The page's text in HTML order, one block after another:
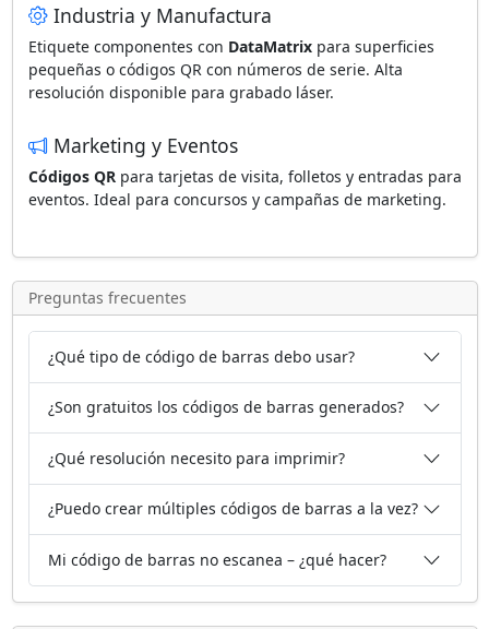
Industria y Manufactura
Etiquete componentes con DataMatrixpara superficies
pequeñas o códigos QR con números de serie. Alta
resolución disponible para grabado láser.
Marketing y Eventos
Códigos QRpara tarjetas de visita, folletos y entradas para
eventos. Ideal para concursos y campañas de marketing.
Preguntas frecuentes
¿Qué tipo de código de barras debo usar?
¿Son gratuitos los códigos de barras generados?
¿Qué resolución necesito para imprimir?
¿Puedo crear múltiples códigos de barras a la vez?
Mi código de barras no escanea – ¿qué hacer?